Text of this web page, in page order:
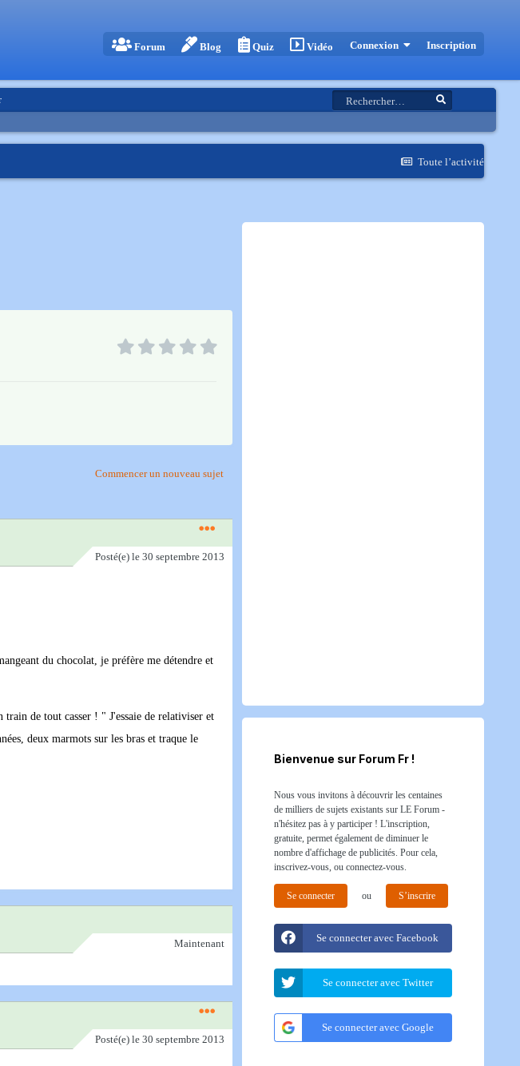
Forum Blog Quiz Vidéo Connexion Inscription
Toute l’activité
Commencer un nouveau sujet
Posté(e) le 30 septembre 2013
du chocolat, je préfère me détendre et
de tout casser ! " J'essaie de relativiser et
deux marmots sur les bras et traque le
Maintenant
Posté(e) le 30 septembre 2013
Bienvenue sur Forum Fr !
Nous vous invitons à découvrir les centaines
de milliers de sujets existants sur LE Forum -
n'hésitez pas à y participer ! L'inscription,
gratuite, permet également de diminuer le
nombre d'affichage de publicités. Pour cela,
inscrivez-vous, ou connectez-vous.
Se connecter ou S’inscrire
Se connecter avec Facebook
Se connecter avec Twitter
Se connecter avec Google